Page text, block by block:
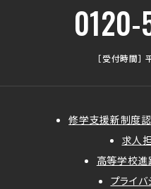
［受付時間
修学支援新制度
求人
高等学校
プライ